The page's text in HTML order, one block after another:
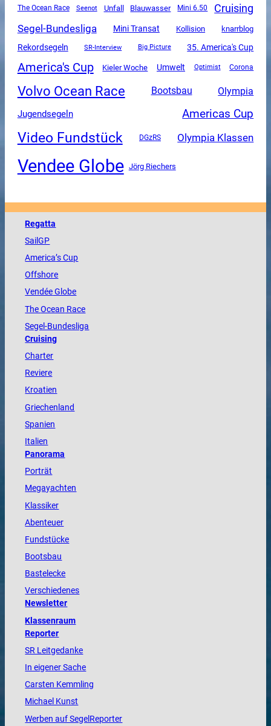
The Ocean Race Seenot Unfall Blauwasser Mini 6.50 Cruising
Segel-Bundesliga Mini Transat Kollision knarrblog
Rekordsegeln SR-Interview Big Picture 35. America's Cup
America's Cup Kieler Woche Umwelt Optimist Corona
Volvo Ocean Race Bootsbau Olympia
Jugendsegeln Americas Cup
Video Fundstück DGzRS Olympia Klassen
Vendee Globe Jörg Riechers
Regatta
SailGP
America’s Cup
Offshore
VendéeGlobe
TheOcean Race
Segel-Bundesliga
Cruising
Charter
Reviere
Kroatien
Griechenland
Spanien
Italien
Panorama
Porträt
Megayachten
Klassiker
Abenteuer
Fundstücke
Bootsbau
Bastelecke
Verschiedenes
Newsletter
Klassenraum
Reporter
SR Leitgedanke
In eigener Sache
Carsten Kemmling
Michael Kunst
Werben auf SegelReporter